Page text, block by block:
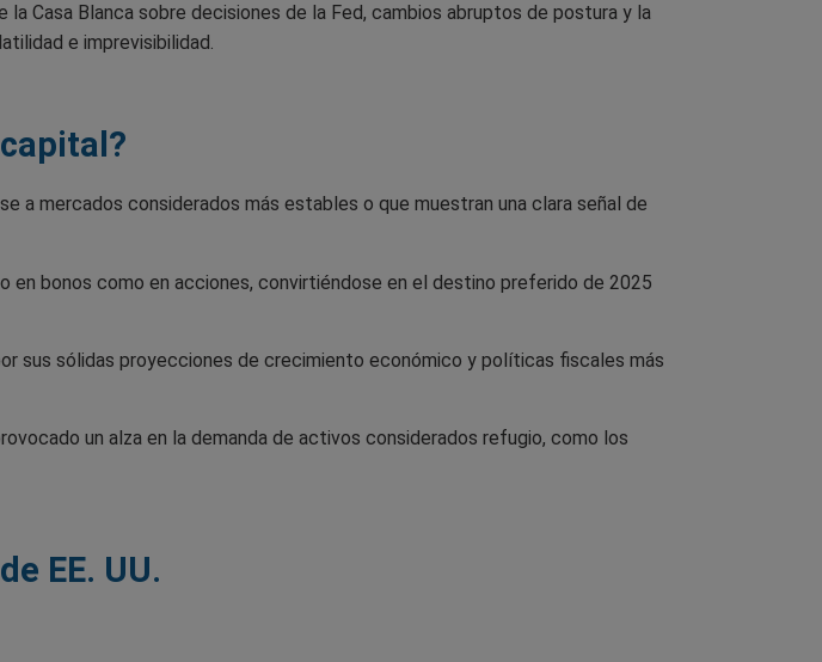
la Casa Blanca sobre decisiones de la Fed, cambios abruptos de postura y la
e imprevisibilidad.
a mercados considerados más estables o que muestran una clara señal de
en bonos como en acciones, convirtiéndose en el destino preferido de 2025
sus sólidas proyecciones de crecimiento económico y políticas fiscales más
un alza en la demanda de activos considerados refugio, como los
EE. UU.